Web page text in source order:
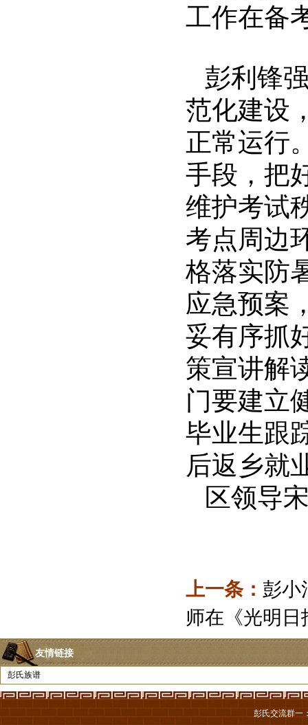
工作在备
彭利锋
范化建设
正常运行
手段，把
维护考试
考点周边
格落实防
应急预案
妥有序抓
策宣讲解
门要建立
毕业生跟
后返乡就
区领导
上一条： 彭小
师在《光明
友情链接
彭氏族谱
彭氏交流群一